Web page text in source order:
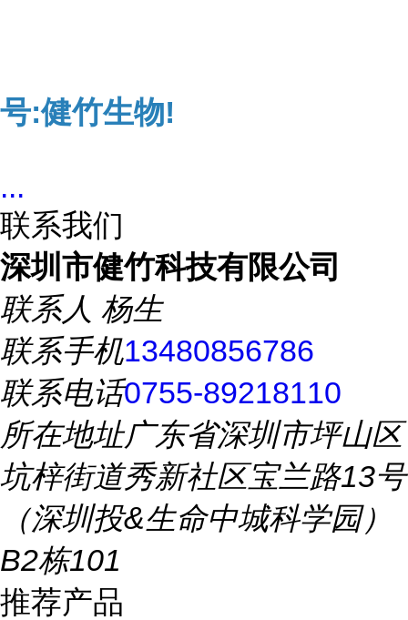
号:健竹生物!
...
联系我们
深圳市健竹科技有限公司
联系人 杨生
联系手机13480856786
联系电话0755-89218110
所在地址广东省深圳市坪山区
坑梓街道秀新社区宝兰路13号
（深圳投&生命中城科学园）
B2栋101
推荐产品